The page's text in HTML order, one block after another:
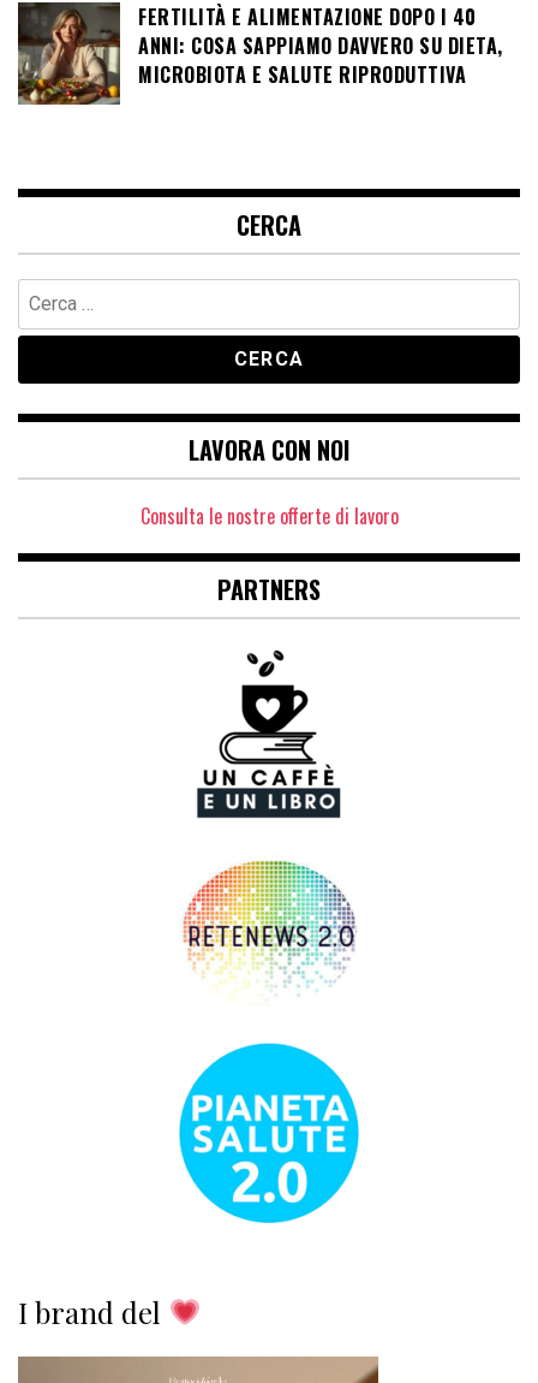
FERTILITÀ E ALIMENTAZIONE DOPO I 40
ANNI: COSA SAPPIAMO DAVVERO SU DIETA,
MICROBIOTA E SALUTE RIPRODUTTIVA
CERCA
Ricerca
per:
LAVORA CON NOI
Consulta le nostre offerte di lavoro
PARTNERS
I brand del